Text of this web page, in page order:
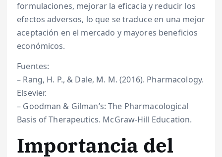
formulaciones, mejorar la eficacia y reducir los
efectos adversos, lo que se traduce en una mejor
aceptación en el mercado y mayores beneficios
económicos.
Fuentes:
– Rang, H. P., & Dale, M. M. (2016). Pharmacology.
Elsevier.
– Goodman & Gilman’s: The Pharmacological
Basis of Therapeutics. McGraw-Hill Education.
Importancia del